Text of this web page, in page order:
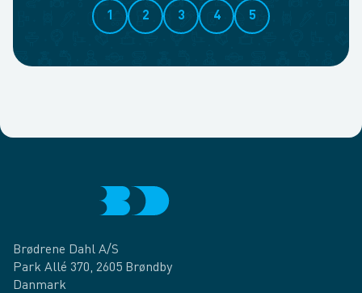
1 2 3 4 5
Brødrene Dahl A/S
Park Allé 370, 2605 Brøndby
Danmark